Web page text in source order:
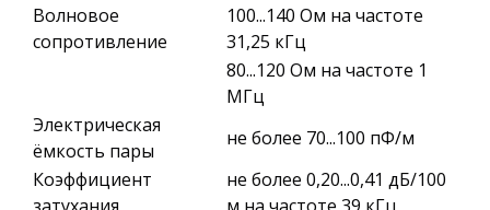
Волновое
сопротивление
100...140 Ом на частоте
31,25 кГц
80...120 Ом на частоте 1
МГц
Электрическая
ёмкость пары
не более 70...100 пФ/м
Коэффициент
не более 0,20...0,41 дБ/100